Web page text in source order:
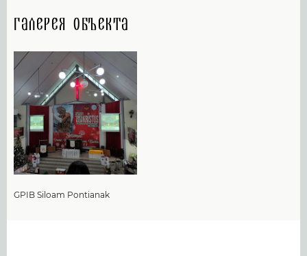
Галерея объекта
GPIB Siloam Pontianak